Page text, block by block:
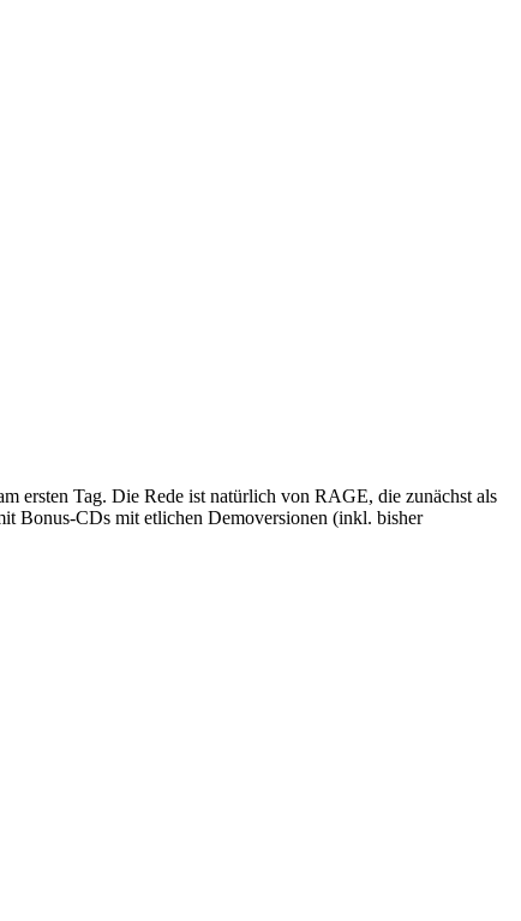
ersten Tag. Die Rede ist natürlich von RAGE, die zunächst als
Bonus-CDs mit etlichen Demoversionen (inkl. bisher